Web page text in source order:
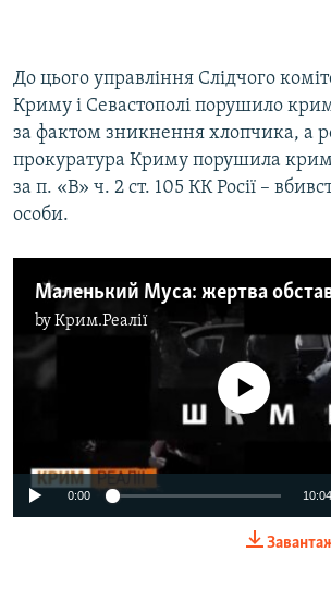
720p 1080p
До цього управління Слідчого
Криму і Севастополі порушило
за фактом зникнення хлопчика, а
прокуратура Криму порушила
за п. «В» ч. 2 ст. 105 КК Росії –
особи.
byКрим.Реалії
No media source currently
0:00 10:04